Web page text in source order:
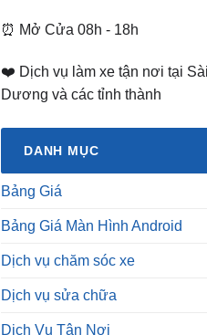
⏰ Mở Cửa 08h - 18h
❤️ Dịch vụ làm xe tận nơi tại
Dương và các tỉnh thành
DANH MỤC
Bảng Giá
Bảng Giá Màn Hình Android
Dịch vụ chăm sóc xe
Dịch vụ sửa chữa
Dịch Vụ Tận Nơi